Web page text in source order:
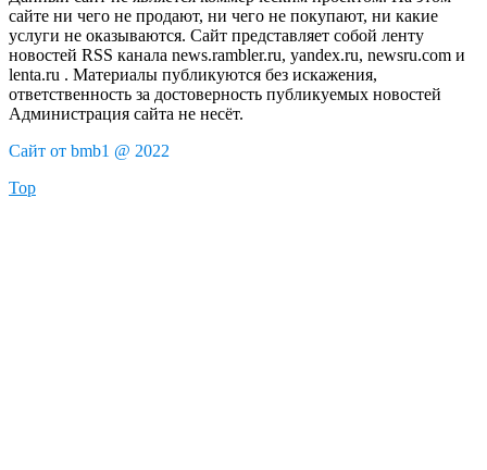
сайте ни чего не продают, ни чего не покупают, ни какие
услуги не оказываются. Сайт представляет собой ленту
новостей RSS канала news.rambler.ru, yandex.ru, newsru.com и
lenta.ru . Материалы публикуются без искажения,
ответственность за достоверность публикуемых новостей
Администрация сайта не несёт.
Сайт от bmb1 @ 2022
Top